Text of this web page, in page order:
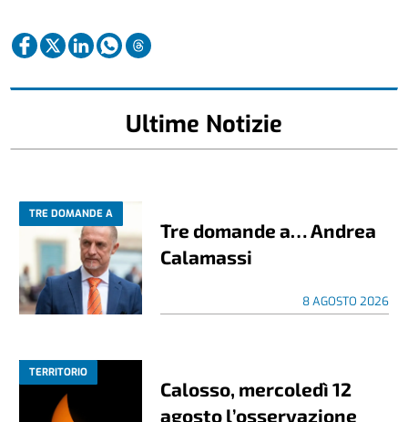
Ultime Notizie
TRE DOMANDE A
Tre domande a… Andrea
Calamassi
8 AGOSTO 2026
TERRITORIO
Calosso, mercoledì 12
agosto l’osservazione